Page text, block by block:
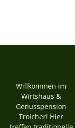
Willkommen im
Wirtshaus &
Genusspension
Troicher! Hier